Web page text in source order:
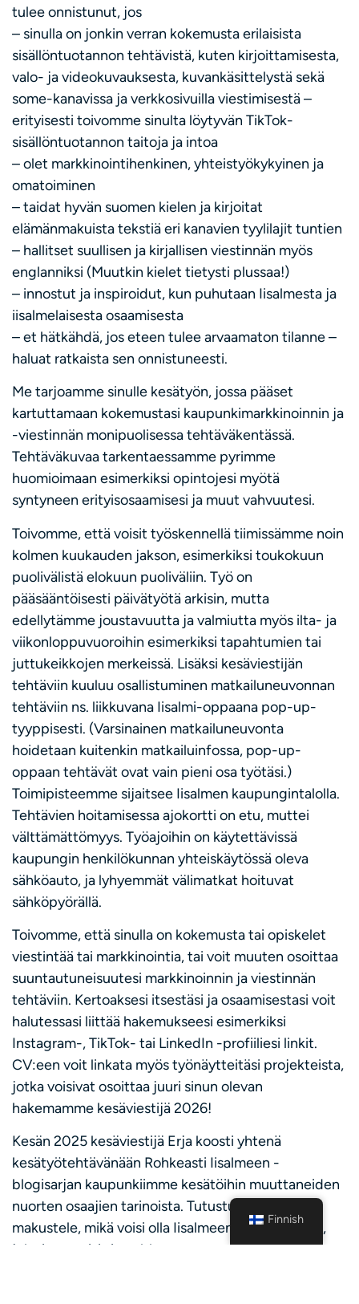
tulee onnistunut, jos
– sinulla on jonkin verran kokemusta erilaisista
sisällöntuotannon tehtävistä, kuten kirjoittamisesta,
valo- ja videokuvauksesta, kuvankäsittelystä sekä
some-kanavissa ja verkkosivuilla viestimisestä –
erityisesti toivomme sinulta löytyvän TikTok-
sisällöntuotannon taitoja ja intoa
– olet markkinointihenkinen, yhteistyökykyinen ja
omatoiminen
– taidat hyvän suomen kielen ja kirjoitat
elämänmakuista tekstiä eri kanavien tyylilajit tuntien
– hallitset suullisen ja kirjallisen viestinnän myös
englanniksi (Muutkin kielet tietysti plussaa!)
– innostut ja inspiroidut, kun puhutaan Iisalmesta ja
iisalmelaisesta osaamisesta
– et hätkähdä, jos eteen tulee arvaamaton tilanne –
haluat ratkaista sen onnistuneesti.
Me tarjoamme sinulle kesätyön, jossa pääset
kartuttamaan kokemustasi kaupunkimarkkinoinnin ja
-viestinnän monipuolisessa tehtäväkentässä.
Tehtäväkuvaa tarkentaessamme pyrimme
huomioimaan esimerkiksi opintojesi myötä
syntyneen erityisosaamisesi ja muut vahvuutesi.
Toivomme, että voisit työskennellä tiimissämme noin
kolmen kuukauden jakson, esimerkiksi toukokuun
puolivälistä elokuun puoliväliin. Työ on
pääsääntöisesti päivätyötä arkisin, mutta
edellytämme joustavuutta ja valmiutta myös ilta- ja
viikonloppuvuoroihin esimerkiksi tapahtumien tai
juttukeikkojen merkeissä. Lisäksi kesäviestijän
tehtäviin kuuluu osallistuminen matkailuneuvonnan
tehtäviin ns. liikkuvana Iisalmi-oppaana pop-up-
tyyppisesti. (Varsinainen matkailuneuvonta
hoidetaan kuitenkin matkailuinfossa, pop-up-
oppaan tehtävät ovat vain pieni osa työtäsi.)
Toimipisteemme sijaitsee Iisalmen kaupungintalolla.
Tehtävien hoitamisessa ajokortti on etu, muttei
välttämättömyys. Työajoihin on käytettävissä
kaupungin henkilökunnan yhteiskäytössä oleva
sähköauto, ja lyhyemmät välimatkat hoituvat
sähköpyörällä.
Toivomme, että sinulla on kokemusta tai opiskelet
viestintää tai markkinointia, tai voit muuten osoittaa
suuntautuneisuutesi markkinoinnin ja viestinnän
tehtäviin. Kertoaksesi itsestäsi ja osaamisestasi voit
halutessasi liittää hakemukseesi esimerkiksi
Instagram-, TikTok- tai LinkedIn -profiiliesi linkit.
CV:een voit linkata myös työnäytteitäsi projekteista,
jotka voisivat osoittaa juuri sinun olevan
hakemamme kesäviestijä 2026!
Kesän 2025 kesäviestijä Erja koosti yhtenä
kesätyötehtävänään Rohkeasti Iisalmeen -
blogisarjan kaupunkiimme kesätöihin muuttaneiden
nuorten osaajien tarinoista. Tutustu blogiin ja
makustele, mikä voisi olla Iisalmeen liittyvä teema,
joka innostaisi sinua bloggaamaan tai tuottamaan
Finnish